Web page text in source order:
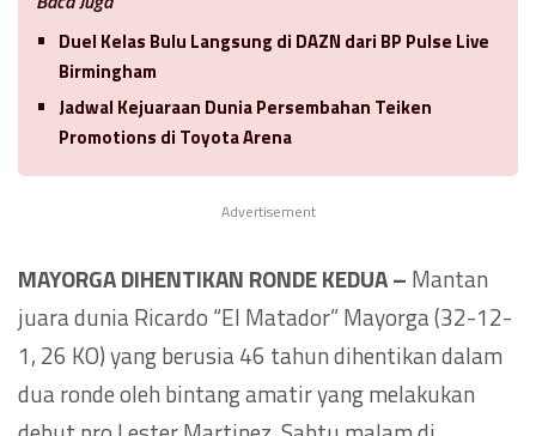
Duel Kelas Bulu Langsung di DAZN dari BP Pulse Live
Birmingham
Jadwal Kejuaraan Dunia Persembahan Teiken
Promotions di Toyota Arena
Advertisement
MAYORGA DIHENTIKAN RONDE KEDUA – Mantan
juara dunia Ricardo “El Matador” Mayorga (32-12-
1, 26 KO) yang berusia 46 tahun dihentikan dalam
dua ronde oleh bintang amatir yang melakukan